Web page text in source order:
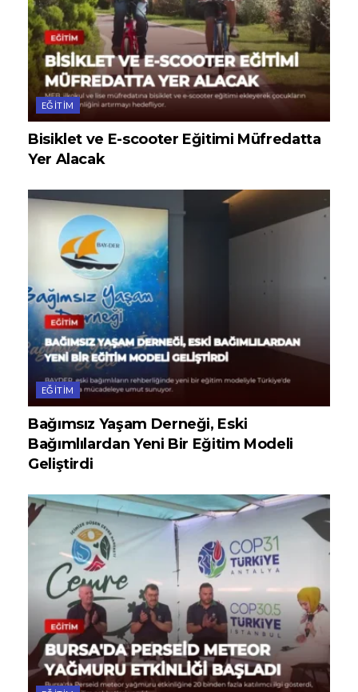
EĞITIM
Bisiklet ve E-scooter Eğitimi Müfredatta
Yer Alacak
EĞITIM
Bağımsız Yaşam Derneği, Eski
Bağımlılardan Yeni Bir Eğitim Modeli
Geliştirdi